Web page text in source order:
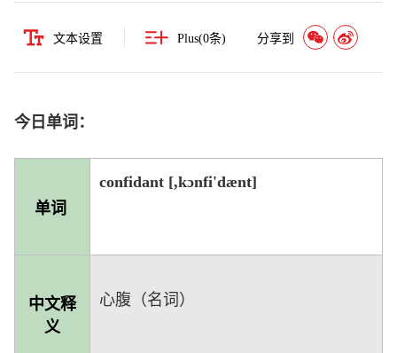
文本设置 Plus(0条) 分享到
今日单词：
单词
confidant [,kɔnfi'dænt]
中文释
义
心腹（名词）